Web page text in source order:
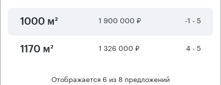
1000 м² 1 900 000 ₽ -1 - 5
1170 м² 1 326 000 ₽ 4 - 5
Отображается 6 из 8 предложений